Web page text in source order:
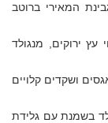
המאירי ברוטב
ירוקים, מנגולד
ושקדים קלויים
בשמנת עם גלידת